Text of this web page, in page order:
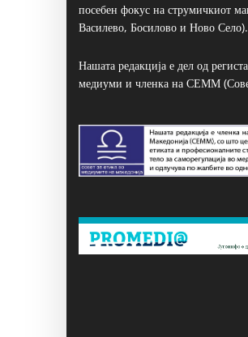
посебен фокус на струмичкиот
Василево, Босилово и Ново Село).
Нашата редакција е дел од
медиуми и членка на СЕММ